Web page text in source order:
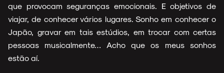
que provocam seguranças emocionais. E objetivos de
viajar, de conhecer vários lugares. Sonho em conhecer o
Japão, gravar em tais estúdios, em trocar com certas
pessoas musicalmente… Acho que os meus sonhos
estão aí.